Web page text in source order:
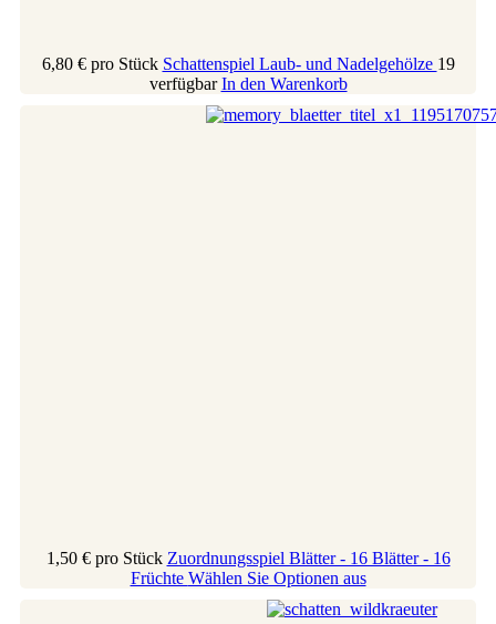
6,80 € pro Stück Schattenspiel Laub- und Nadelgehölze 19
verfügbar In den Warenkorb
1,50 € pro Stück Zuordnungsspiel Blätter - 16 Blätter - 16
Früchte Wählen Sie Optionen aus